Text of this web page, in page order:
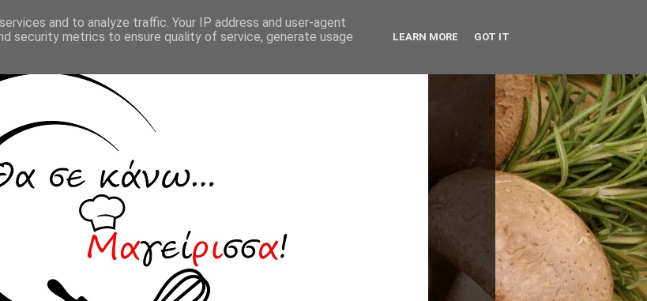
and to analyze traffic. Your IP address and user-agent
security metrics to ensure quality of service, generate usage
LEARN MORE GOT IT